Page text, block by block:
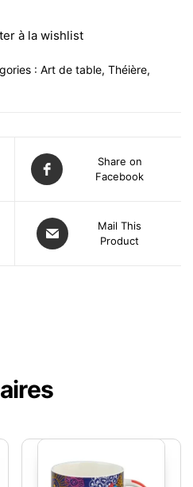
à la wishlist
: Art de table, Théière,
Share on
Facebook
Mail This
Product